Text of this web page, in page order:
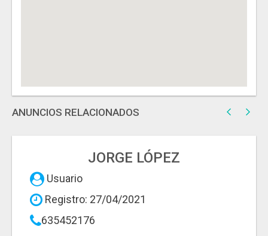
ANUNCIOS RELACIONADOS
JORGE LÓPEZ
Usuario
Registro: 27/04/2021
635452176